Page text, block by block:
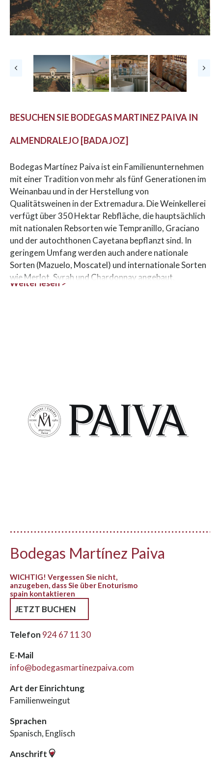
BESUCHEN SIE BODEGAS MARTINEZ PAIVA IN
ALMENDRALEJO [BADAJOZ]
Bodegas Martínez Paiva ist ein Familienunternehmen
mit einer Tradition von mehr als fünf Generationen im
Weinanbau und in der Herstellung von
Qualitätsweinen in der Extremadura. Die Weinkellerei
verfügt über 350 Hektar Rebfläche, die hauptsächlich
mit nationalen Rebsorten wie Tempranillo, Graciano
und der autochthonen Cayetana bepflanzt sind. In
geringem Umfang werden auch andere nationale
Sorten (Mazuelo, Moscatel) und internationale Sorten
wie Merlot, Syrah und Chardonnay angebaut.
Weiter lesen >
Bodegas Martínez Paiva
JETZT BUCHEN
WICHTIG! Vergessen Sie nicht,
anzugeben, dass Sie über Enoturismo
spain kontaktieren
Telefon 924 67 11 30
E-Mail
info@bodegasmartinezpaiva.com
Art der Einrichtung
Familienweingut
Sprachen
Spanisch, Englisch
Anschrift